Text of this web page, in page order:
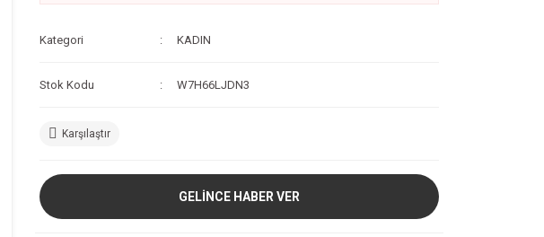
Kategori KADIN
Stok Kodu W7H66LJDN3
Karşılaştır
GELİNCE HABER VER